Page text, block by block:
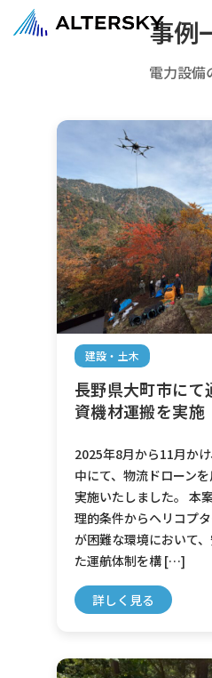
事例
電力設備
建設・土木
長野県大町市に
資機材運搬を実施
2025年8月から11月か
中にて、物流ドローン
実施いたしました。 本
理的条件からヘリコプ
が困難な環境において
た運航体制を構 […]
詳しく見る